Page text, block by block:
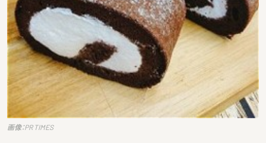
画像：PR TIMES